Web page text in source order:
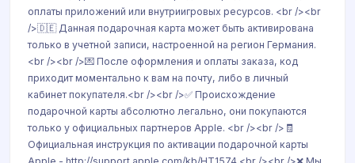
оплаты приложений или внутриигровых ресурсов. <br /><br
/>🇩🇪 Данная подарочная карта может быть активирована
только в учетной записи, настроенной на регион Германия.
<br /><br />💌 После оформления и оплаты заказа, код
приходит моментально к вам на почту, либо в личный
кабинет покупателя.<br /><br />✅ Происхождение
подарочной карты абсолютно легально, они покупаются
только у официальных партнеров Apple. <br /><br />🧾
Официальная инструкция по активации подарочной карты